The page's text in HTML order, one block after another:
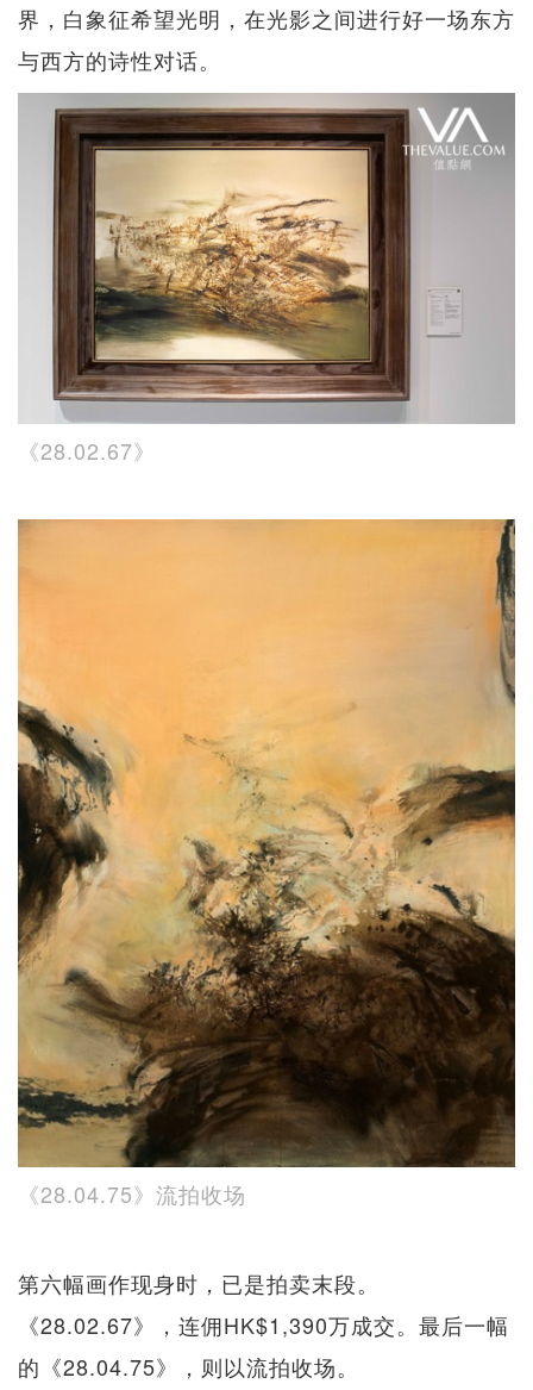
界，白象征希望光明，在光影之间进行好一场东方
与西方的诗性对话。
《28.02.67》
《28.04.75》流拍收场
第六幅画作现身时，已是拍卖末段。
《28.02.67》，连佣HK$1,390万成交。最后一幅
的《28.04.75》，则以流拍收场。